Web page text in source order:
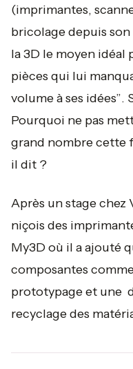
(imprimantes,
bricolage depuis
la 3D le moyen
pièces qui lui
volume à ses idées”.
Pourquoi ne pas
grand nombre cette
il dit ?
Après un stage
niçois des
My3D où il a ajouté
composantes
prototypage et une
recyclage des